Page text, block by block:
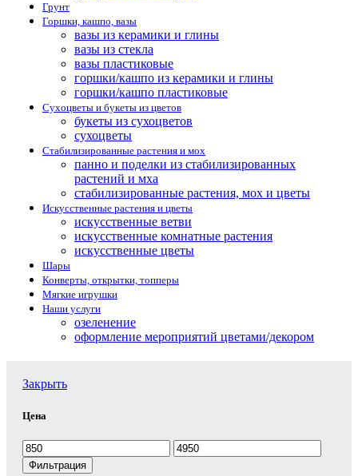
Грунт
Горшки, кашпо, вазы
вазы из керамики и глины
вазы из стекла
вазы пластиковые
горшки/кашпо из керамики и глины
горшки/кашпо пластиковые
Сухоцветы и букеты из цветов
букеты из сухоцветов
сухоцветы
Стабилизированные растения и мох
панно и поделки из стабилизированных
растений и мха
стабилизированные растения, мох и цветы
Искусственные растения и цветы
искусственные ветви
искусственные комнатные растения
искусственные цветы
Шары
Конверты, открытки, топперы
Мягкие игрушки
Наши услуги
озеленение
оформление мероприятий цветами/декором
Закрыть
Цена
Минимальная
цена
Максимальная
цена
Фильтрация